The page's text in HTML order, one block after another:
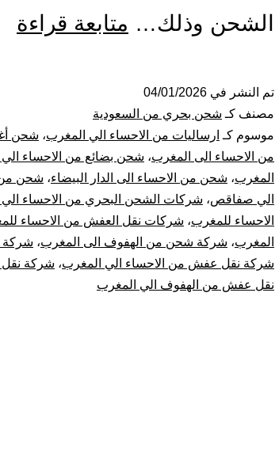
الشحن وذلك… متابعة قراءة
|
تم النشر في 04/01/2026
مصنف كـ شحن بحري من السعودية
موسوم كـ ارساليات من الاحساء الي المغرب، شحن
من الاحساء الى المغرب، شحن بضائع من الاحساء
المغرب، شحن من الاحساء الى الدار البيضاء، شحن من
الي صفاقص، شركات الشحن البحري من الاحساء
الاحساء للمغرب، شركات نقل العفش من الاحساء
المغرب، شركة شحن من الهفوف الى المغرب، شركة
شركة نقل عفش من الاحساء الي المغرب، شركة
نقل عفش من الهفوف الي المغرب